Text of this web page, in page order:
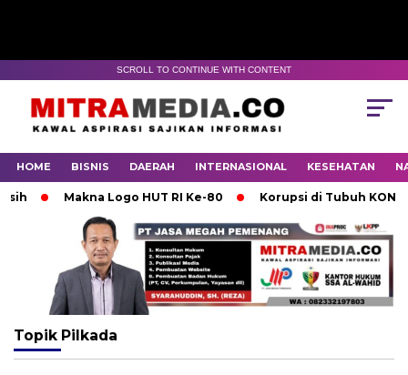
SCROLL TO CONTINUE WITH CONTENT
HOME BISNIS DAERAH INTERNASIONAL KESEHATAN
Makna Logo HUT RI Ke-80 Korupsi di Tubuh KONI
Topik Pilkada